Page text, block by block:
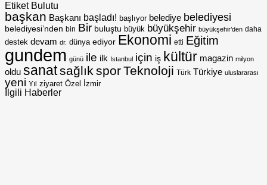
Etiket Bulutu
başkan Başkanı başladı! başlıyor belediye belediyesi
belediyesi’nden bin Bir buluştu büyük büyükşehir büyükşehir’den daha
destek devam dr. dünya ediyor Ekonomi etti Eğitim
gundem günü ile ilk Istanbul için iş kültür magazin milyon
oldu sanatsağlık sporTeknoloji Türk Türkiye uluslararası
yeni Yıl ziyaret Özel İzmir
İlgili Haberler